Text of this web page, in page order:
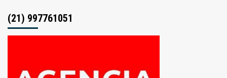
(21) 997761051